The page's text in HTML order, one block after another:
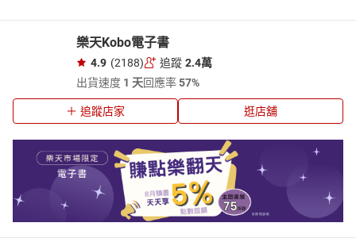
樂天Kobo電子書
4.9 (2188) 追蹤 2.4萬
出貨速度 1 天回應率57%
追蹤店家 逛店舖